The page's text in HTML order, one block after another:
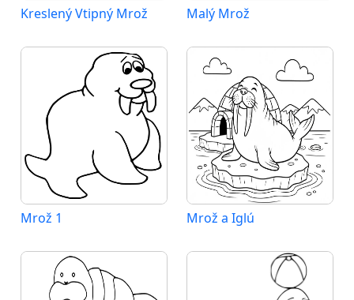
Kreslený Vtipný Mrož Malý Mrož
Mrož 1 Mrož a Iglú